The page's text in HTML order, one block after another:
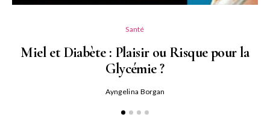
Santé
Miel et Diabète : Plaisir ou Risque pour la
Glycémie ?
Ayngelina Borgan